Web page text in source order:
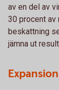
av en del av
30 procent
beskattning
jämna ut